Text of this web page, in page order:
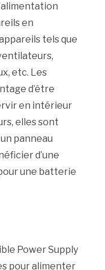
en
tels que
etc. Les
d’être
en intérieur
elles sont
panneau
d’une
une batterie
Power Supply
pour alimenter